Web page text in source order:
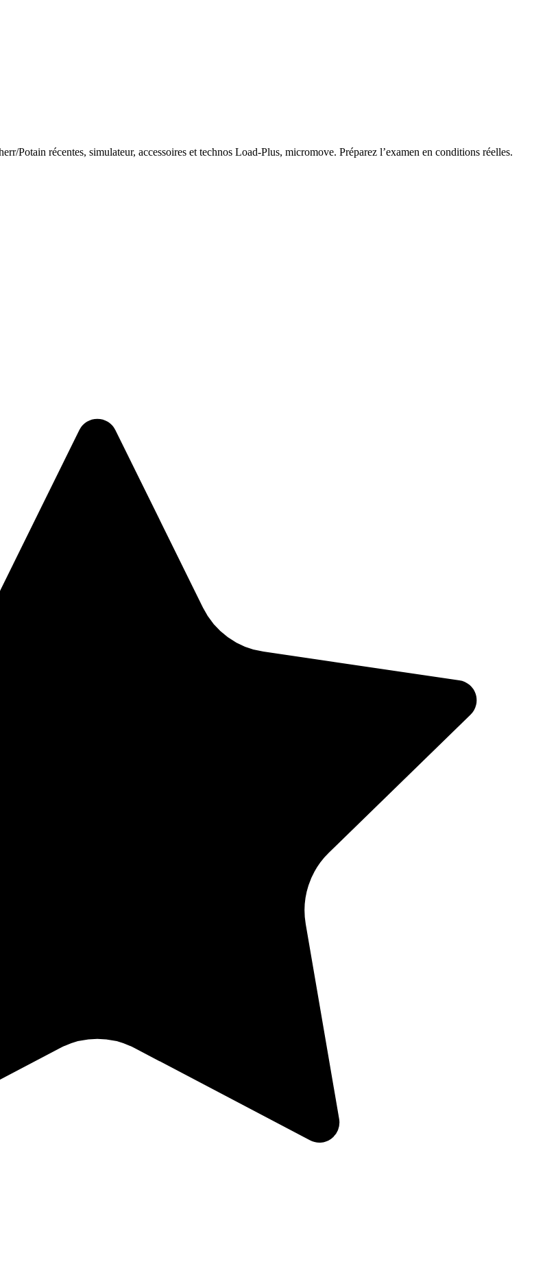
récentes, simulateur, accessoires et technos Load-Plus, micromove. Préparez l’examen en conditions réelles.